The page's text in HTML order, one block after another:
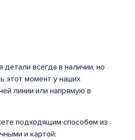
всегда в наличии, но
этот момент у наших
линии или напрямую в
подходящим способом из
и картой: